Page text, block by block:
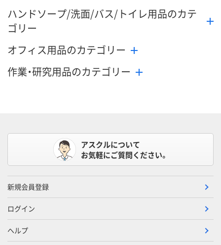
ハンドソープ/洗面/バス/トイレ用品のカテ
ゴリー
オフィス用品のカテゴリー
作業・研究用品のカテゴリー
アスクルについて
お気軽にご質問ください。
新規会員登録
ログイン
ヘルプ